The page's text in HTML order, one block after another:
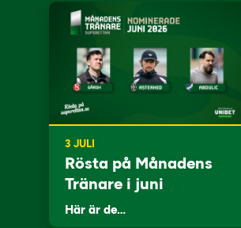
3 JULI
Rösta på Månadens
Tränare i juni
Här är de…